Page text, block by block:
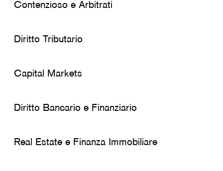
Contenzioso e Arbitrati
Diritto Tributario
Capital Markets
Diritto Bancario e Finanziario
Real Estate e Finanza Immobiliare